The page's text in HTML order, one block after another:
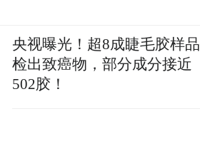
央视曝光！超8成睫毛胶样品
检出致癌物，部分成分接近
502胶！